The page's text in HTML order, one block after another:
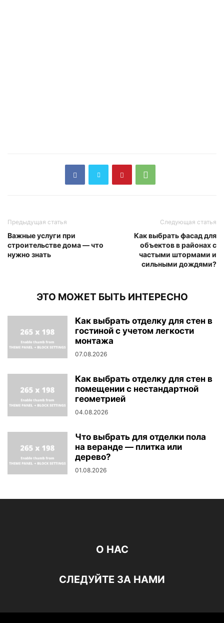
Предыдущая статья
Важные услуги при
строительстве дома — что
нужно знать
Следующая статья
Как выбрать фасад для
объектов в районах с
частыми штормами и
сильными дождями?
ЭТО МОЖЕТ БЫТЬ ИНТЕРЕСНО
Как выбрать отделку для стен в
гостиной с учетом легкости
монтажа
07.08.2026
Как выбрать отделку для стен в
помещении с нестандартной
геометрией
04.08.2026
Что выбрать для отделки пола
на веранде — плитка или
дерево?
01.08.2026
О НАС
СЛЕДУЙТЕ ЗА НАМИ